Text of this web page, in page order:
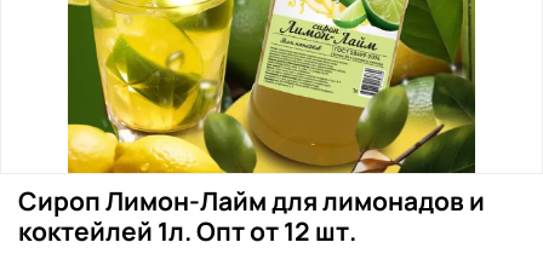
Сироп Лимон-Лайм для лимонадов и
коктейлей 1л. Опт от 12 шт.